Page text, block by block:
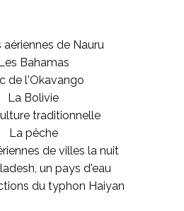
aériennes de Nauru
Les Bahamas
de l'Okavango
La Bolivie
traditionnelle
La pêche
de villes la nuit
un pays d'eau
du typhon Haiyan